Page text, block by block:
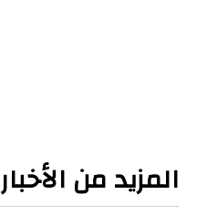
المزيد من الأخبار